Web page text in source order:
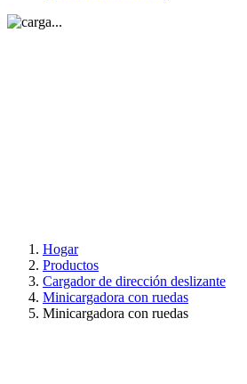
Hogar
Productos
Cargador de dirección deslizante
Minicargadora con ruedas
Minicargadora con ruedas